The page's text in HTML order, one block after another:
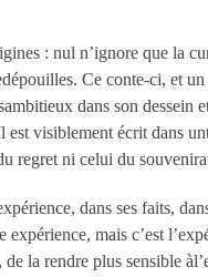
: nul n’ignore que la
Ce conte-ci, et
dans son dessein
est visiblement écrit dans
regret ni celui du
dans ses faits,
mais c’est
la rendre plus sensible